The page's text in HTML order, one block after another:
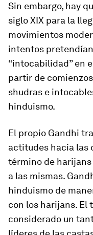
Sin embargo, hay
siglo XIX para la
movimientos
intentos
“intocabilidad” en
partir de
shudras e
hinduismo.
El propio Gandhi
actitudes hacia las
término de harijans
a las mismas.
hinduismo de
con los harijans. El
considerado un